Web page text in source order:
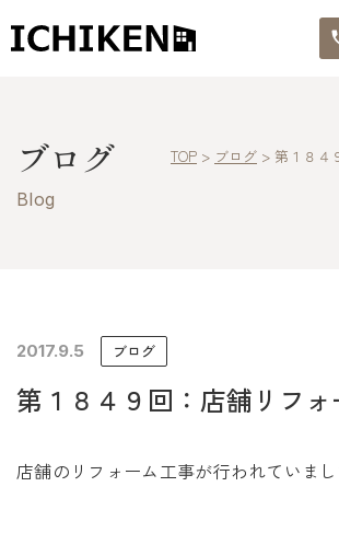
ブログ
イチケンの家づくり
モデルハウス
ブログ
Blog
TOP > ブログ > 第１８４
2017.9.5 ブログ
第１８４９回：店舗リフォ
店舗のリフォーム工事が行われていま